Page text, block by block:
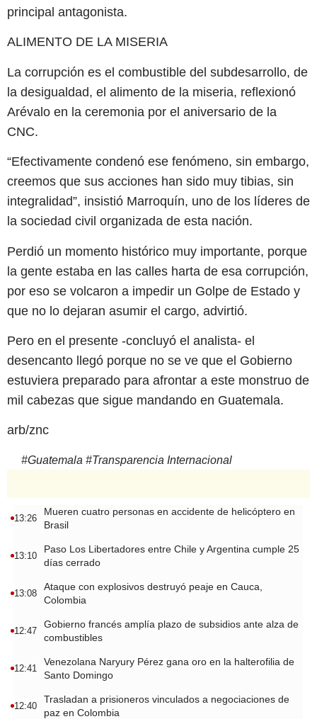
principal antagonista.
ALIMENTO DE LA MISERIA
La corrupción es el combustible del subdesarrollo, de
la desigualdad, el alimento de la miseria, reflexionó
Arévalo en la ceremonia por el aniversario de la
CNC.
“Efectivamente condenó ese fenómeno, sin embargo,
creemos que sus acciones han sido muy tibias, sin
integralidad”, insistió Marroquín, uno de los líderes de
la sociedad civil organizada de esta nación.
Perdió un momento histórico muy importante, porque
la gente estaba en las calles harta de esa corrupción,
por eso se volcaron a impedir un Golpe de Estado y
que no lo dejaran asumir el cargo, advirtió.
Pero en el presente -concluyó el analista- el
desencanto llegó porque no se ve que el Gobierno
estuviera preparado para afrontar a este monstruo de
mil cabezas que sigue mandando en Guatemala.
arb/znc
#Guatemala #Transparencia Internacional
13:26
Mueren cuatro personas en accidente de helicóptero en
Brasil
13:10
Paso Los Libertadores entre Chile y Argentina cumple 25
días cerrado
13:08
Ataque con explosivos destruyó peaje en Cauca,
Colombia
12:47
Gobierno francés amplía plazo de subsidios ante alza de
combustibles
12:41
Venezolana Naryury Pérez gana oro en la halterofilia de
Santo Domingo
12:40
Trasladan a prisioneros vinculados a negociaciones de
paz en Colombia